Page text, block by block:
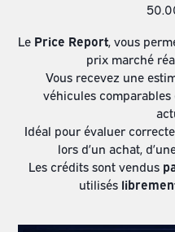
Le Price Report, vous
prix marché
Vous recevez une
véhicules
Idéal pour évaluer
lors d’un achat,
Les crédits sont vendus
utilisés